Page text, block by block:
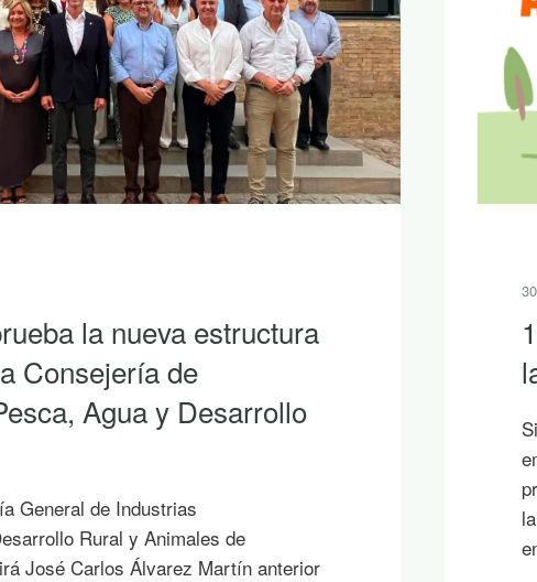
la nueva estructura
Consejería de
Agua y Desarrollo
General de Industrias
Rural y Animales de
José Carlos Álvarez Martín anterior